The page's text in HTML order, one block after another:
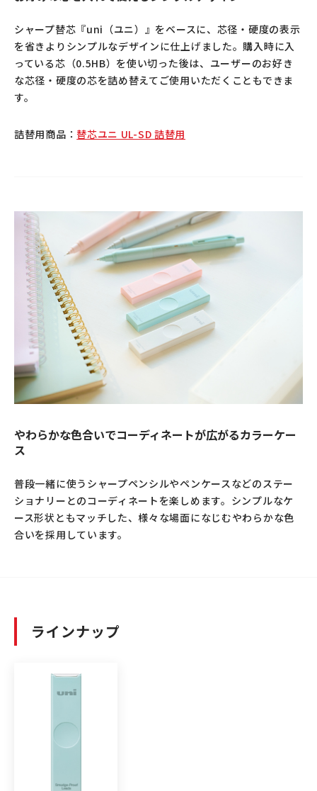
シャープ替芯『uni（ユニ）』をベースに、芯径・硬度の表示
を省きよりシンプルなデザインに仕上げました。購入時に入
っている芯（0.5HB）を使い切った後は、ユーザーのお好き
な芯径・硬度の芯を詰め替えてご使用いただくこともできま
す。
詰替用商品： 替芯ユニ UL-SD 詰替用
やわらかな色合いでコーディネートが広がるカラーケー
ス
普段一緒に使うシャープペンシルやペンケースなどのステー
ショナリーとのコーディネートを楽しめます。シンプルなケ
ース形状ともマッチした、様々な場面になじむやわらかな色
合いを採用しています。
ラインナップ